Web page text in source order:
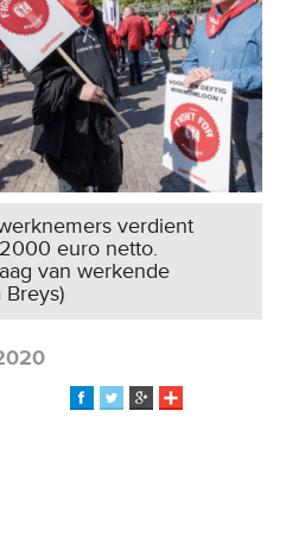
verdient
euro netto.
van werkende
Breys)